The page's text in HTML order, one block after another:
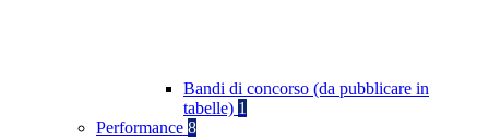
Bandi di concorso (da pubblicare in
tabelle) 1
Performance 8